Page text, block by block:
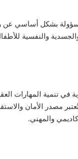
بشكل أساسي عن
والجسدية والنفسية
تنمية المهارات
مصدر الأمان
والمهني.